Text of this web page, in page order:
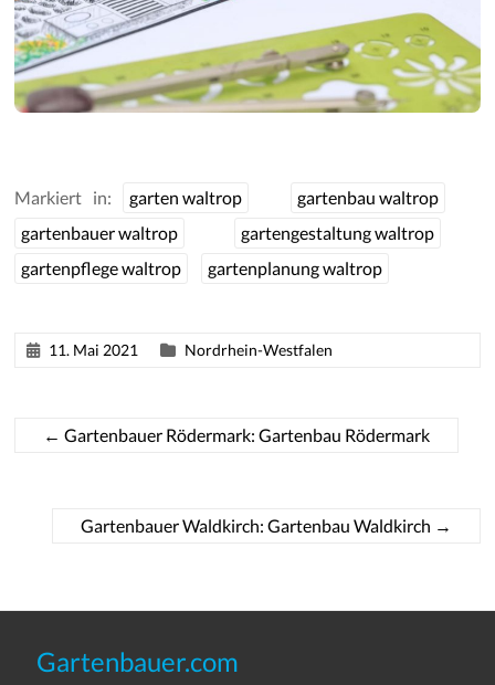
Markiert in: garten waltrop
gartenbau waltrop
gartenbauer waltrop
gartengestaltung waltrop
gartenpflege waltrop
gartenplanung waltrop
11. Mai 2021 Nordrhein-Westfalen
← Gartenbauer Rödermark: Gartenbau Rödermark
Gartenbauer Waldkirch: Gartenbau Waldkirch →
Gartenbauer.com